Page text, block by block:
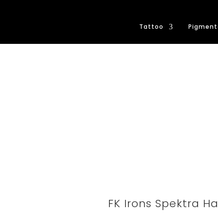
Tattoo
FK Irons Spektra